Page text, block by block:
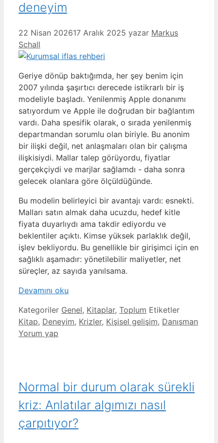
deneyim
22 Nisan 202617 Aralık 2025 yazar Markus
Schall
Geriye dönüp baktığımda, her şey benim için
2007 yılında şaşırtıcı derecede istikrarlı bir iş
modeliyle başladı. Yenilenmiş Apple donanımı
satıyordum ve Apple ile doğrudan bir bağlantım
vardı. Daha spesifik olarak, o sırada yenilenmiş
departmandan sorumlu olan biriyle. Bu anonim
bir ilişki değil, net anlaşmaları olan bir çalışma
ilişkisiydi. Mallar talep görüyordu, fiyatlar
gerçekçiydi ve marjlar sağlamdı - daha sonra
gelecek olanlara göre ölçüldüğünde.
Bu modelin belirleyici bir avantajı vardı: esnekti.
Malları satın almak daha ucuzdu, hedef kitle
fiyata duyarlıydı ama takdir ediyordu ve
beklentiler açıktı. Kimse yüksek parlaklık değil,
işlev bekliyordu. Bu genellikle bir girişimci için en
sağlıklı aşamadır: yönetilebilir maliyetler, net
süreçler, az sayıda yanılsama.
Devamını oku
Kategoriler Genel, Kitaplar, Toplum Etiketler
Kitap, Deneyim, Krizler, Kişisel gelişim, Danışman
Yorum yap
Normal bir durum olarak sürekli
kriz: Anlatılar algımızı nasıl
çarpıtıyor?